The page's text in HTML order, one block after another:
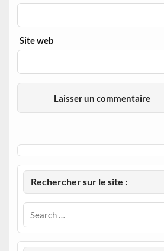
Site web
Rechercher sur le site :